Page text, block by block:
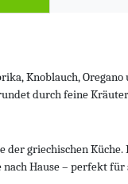
Knoblauch,
durch feine
der griechischen
Hause – perfekt